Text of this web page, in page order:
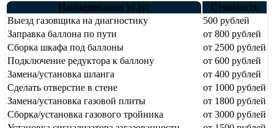
Наименования услуг
Стоимость
Выезд газовщика на диагностику
500 рублей
Заправка баллона по пути
от 800 рублей
Сборка шкафа под баллоны
от 2500 рублей
Подключение редуктора к баллону
от 600 рублей
Замена/установка шланга
от 400 рублей
Сделать отверстие в стене
от 1000 рублей
Замена/установка газовой плиты
от 1800 рублей
Сборка/установка газового тройника
от 3000 рублей